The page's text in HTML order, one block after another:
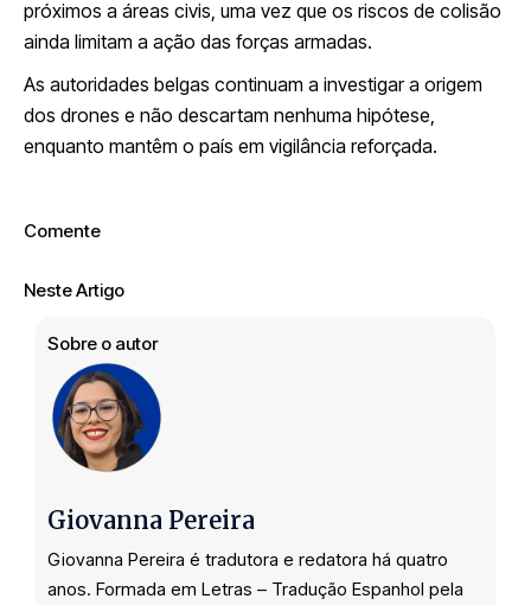
próximos a áreas civis, uma vez que os riscos de colisão
ainda limitam a ação das forças armadas.
As autoridades belgas continuam a investigar a origem
dos drones e não descartam nenhuma hipótese,
enquanto mantêm o país em vigilância reforçada.
Comente
Neste Artigo
Sobre o autor
Giovanna Pereira
Giovanna Pereira é tradutora e redatora há quatro
anos. Formada em Letras – Tradução Espanhol pela